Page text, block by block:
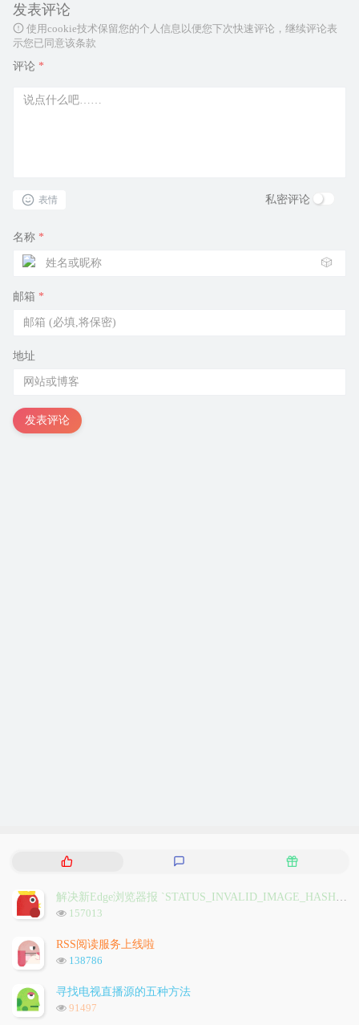
发表评论
使用cookie技术保留您的个人信息以便您下次快速评论，继续评论表
示您已同意该条款
评论 *
表情 私密评论
名称 *
🎲
邮箱 *
地址
发表评论
热
文
章
评
随
文
解决新Edge浏览器报 `STATUS_INVALID_IMAGE_HASH` 问题
浏
次
数:
157013
RSS阅读服务上线啦
浏
次
数:
138786
寻找电视直播源的五种方法
浏
91497